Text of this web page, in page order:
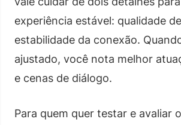
experiência estável: qualidade
estabilidade da conexão.
ajustado, você nota melhor
e cenas de diálogo.
Para quem quer testar e avaliar